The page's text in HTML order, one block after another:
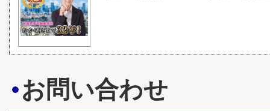
お問い合わせ